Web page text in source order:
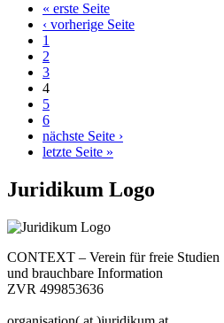
« erste Seite
‹ vorherige Seite
1
2
3
4
5
6
nächste Seite ›
letzte Seite »
Juridikum Logo
CONTEXT – Verein für freie Studien
und brauchbare Information
ZVR 499853636